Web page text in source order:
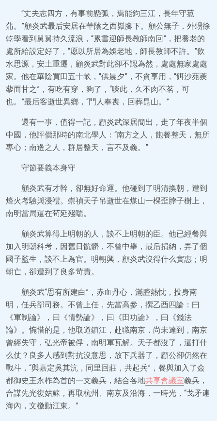
“丈夫志四方，有事前懸弧，焉能鈞三江，長年守菰
蒲。”顧炎武最后安居在華陰之西嶽腳下。顧公無子，外甥徐
乾學看到舅舅持久流浪，“累書迎師長教師南回”，把養老的
處所給設定好了，“愿以所居為娛老地，師長教師不許。”飲
水思源，安土重遷，顧炎武對此卻不認為然，處處無家處處
家。他在華陰買田五十畝，“供晨夕”，不貪享用，“餌沙苑蒺
藜而甘之”，有吃有穿，夠了，“啖此，久不肉不茗，可
也。”最后客逝世異鄉，“門人奉喪，回葬昆山。”
還有一事，值得一記，顧炎武深居簡出，走了年夜半個
中國，他評價那時的南北學人：“南方之人，飽餐整天，無所
專心；南邊之人，群居整天，言不及義。”
守節要義本身守
顧炎武有才幹，卻無好命運。他碰到了明清換朝，遭到
烽火考驗與浸禮。崇禎天子吊逝世在煤山一棵歪脖子樹上，
南明當局還在茍延殘喘。
顧炎武算得上明朝的人，談不上明朝的臣。他已經餐與
加入明朝科考，因舊日骯髒，不曾中舉，最后捐納，弄了個
國子監生，談不上為官。明朝興，顧炎武沒得什么實惠；明
朝亡，卻遭到了良多苛責。
顧炎武“思有所建白”，赤血丹心，滿腔熱忱，投身南
明，任兵部司務。不曾上任，先當高參，撰乙酉四論：曰
《軍制論》，曰《情勢論》，曰《田功論》，曰《錢法
論》。惋惜的是，他取道鎮江，赴職南京，尚未達到，南京
曾經失守，弘光帝被俘，南明軍瓦解。天子都沒了，還打什
么仗？良多人感到對抗沒意思，放下兵器了，顧公卻仍然在
戰斗，“與嘉定吳其沆，同里回莊，共起兵”，餐與加入了僉
都御史王永柞為首的一支義兵，結合各地共享會議室義兵，
合謀先光復姑蘇，再取杭州、南京及沿海，一時光，“戈矛連
海內，文檄動江東。”